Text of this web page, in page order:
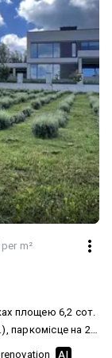
і водночас лише 3
📞 За
m²
площею 6,2 сот.
паркомісце на 2
AI